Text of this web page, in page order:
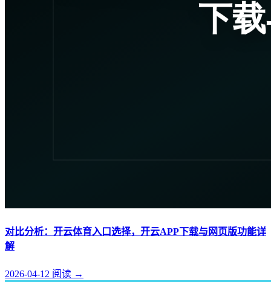
对比分析：开云体育入口选择，开云APP下载与网页版功能详
解
2026-04-12 阅读 →